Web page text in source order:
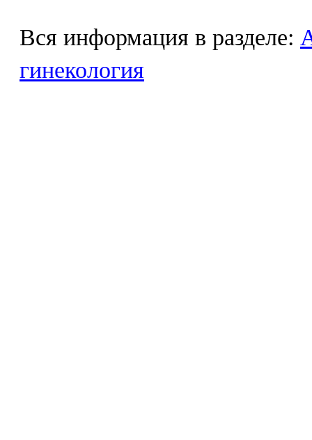
Вся информация в разделе:
гинекология